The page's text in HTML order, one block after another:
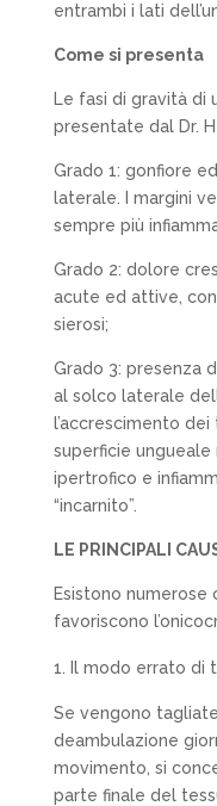
entrambi i lati
Come si presenta
Le fasi di gravità di
presentate dal Dr.
Grado 1: gonfiore
laterale. I margini
sempre più
Grado 2: dolore
acute ed attive,
sierosi;
Grado 3: presenza
al solco laterale
l’accrescimento
superficie
ipertrofico e
“incarnito”.
LE PRINCIPALI
Esistono numerose
favoriscono
Il modo errato di
Se vengono
deambulazione
movimento, si
parte finale del